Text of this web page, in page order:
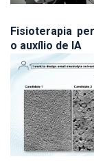
Fisioterapia
o auxílio de IA